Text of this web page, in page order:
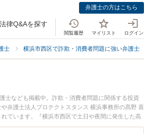
弁護士の方はこちら
法律Q&Aを探す
閲覧履歴 マイリスト ログイン
士 横浜市西区で詐欺・消費者問題に強い弁護士
士なども掲載中。詐欺・消費者問題に関係する投資
弁護士法人プロテクトスタンス 横浜事務所の髙野 喜
ています。『横浜市西区で土日や夜間に発生した高
索したい』『初回相談無料で高齢者の詐欺被害を法